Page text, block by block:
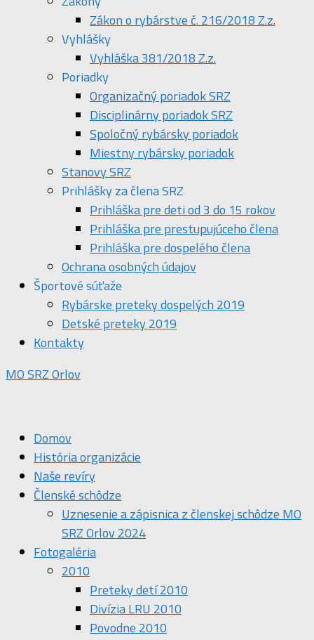
Zákon o rybárstve č. 216/2018 Z.z.
Vyhlášky
Vyhláška 381/2018 Z.z.
Poriadky
Organizačný poriadok SRZ
Disciplinárny poriadok SRZ
Spoločný rybársky poriadok
Miestny rybársky poriadok
Stanovy SRZ
Prihlášky za člena SRZ
Prihláška pre deti od 3 do 15 rokov
Prihláška pre prestupujúceho člena
Prihláška pre dospelého člena
Ochrana osobných údajov
Športové súťaže
Rybárske preteky dospelých 2019
Detské preteky 2019
Kontakty
MO SRZ Orlov
Domov
História organizácie
Naše revíry
Členské schôdze
Uznesenie a zápisnica z členskej schôdze MO
SRZ Orlov 2024
Fotogaléria
2010
Preteky detí 2010
Divízia LRU 2010
Povodne 2010